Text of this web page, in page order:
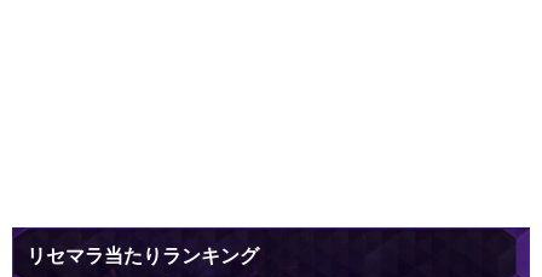
リセマラ当たりランキング